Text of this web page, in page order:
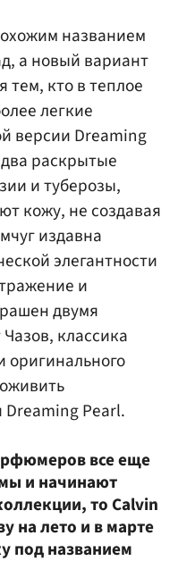
названием
а новый вариант
тем, кто в теплое
легкие
версии Dreaming
раскрытые
и туберозы,
кожу, не создавая
издавна
элегантности
и
двумя
классика
оригинального
Pearl.
все еще
и начинают
то Calvin
на лето и в марте
под названием